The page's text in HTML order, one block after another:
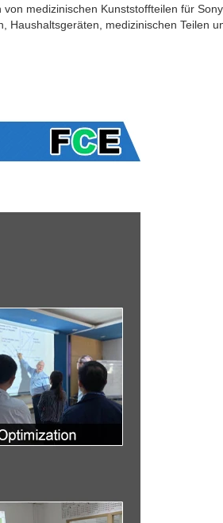
medizinischen Kunststoffteilen für
medizinischen Teilen